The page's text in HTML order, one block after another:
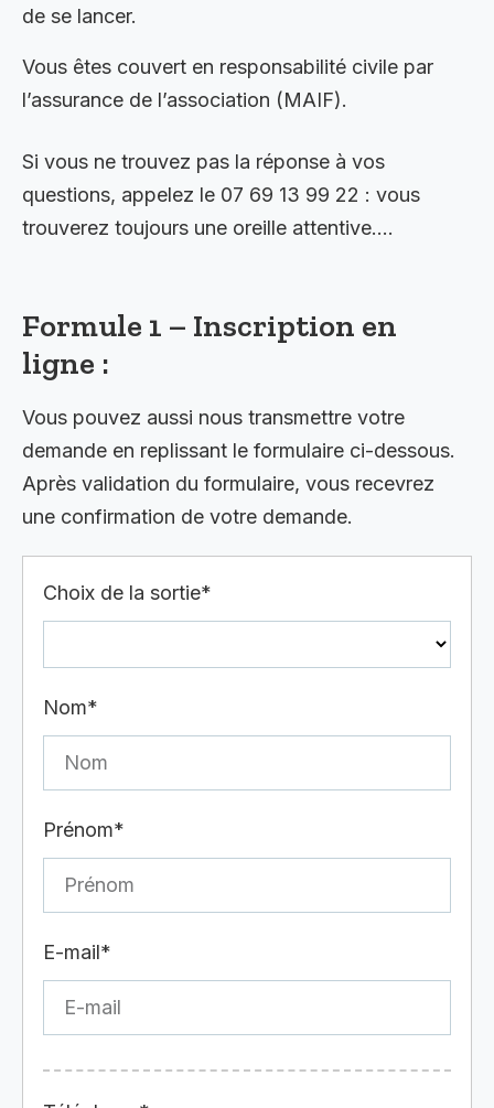
de se lancer.
Vous êtes couvert en responsabilité civile par
l’assurance de l’association (MAIF).
Si vous ne trouvez pas la réponse à vos
questions, appelez le 07 69 13 99 22 : vous
trouverez toujours une oreille attentive….
Formule 1 – Inscription en
ligne :
Vous pouvez aussi nous transmettre votre
demande en replissant le formulaire ci-dessous.
Après validation du formulaire, vous recevrez
une confirmation de votre demande.
Choix de la sortie*
Nom*
Prénom*
E-mail*